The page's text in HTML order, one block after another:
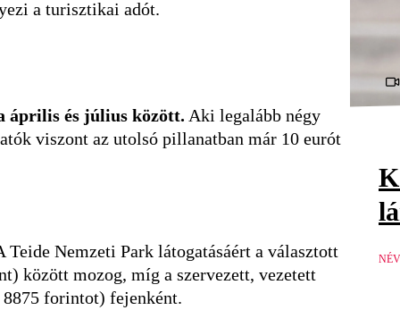
a turisztikai adót.
április és július között. Aki legalább négy
viszont az utolsó pillanatban már 10 eurót
Teide Nemzeti Park látogatásáért a választott
között mozog, míg a szervezett, vezetett
forintot) fejenként.